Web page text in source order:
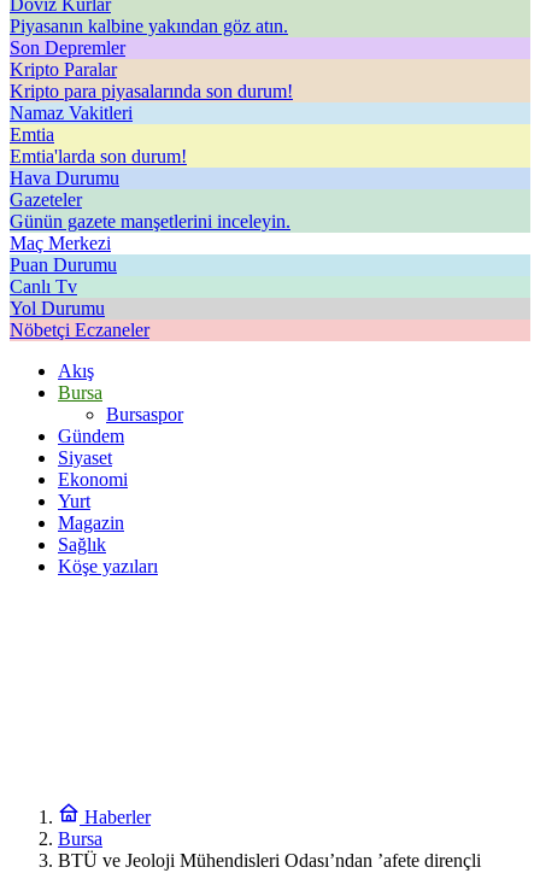
Döviz Kurlar
Piyasanın kalbine yakından göz atın.
Son Depremler
Kripto Paralar
Kripto para piyasalarında son durum!
Namaz Vakitleri
Emtia
Emtia'larda son durum!
Hava Durumu
Gazeteler
Günün gazete manşetlerini inceleyin.
Maç Merkezi
Puan Durumu
Canlı Tv
Yol Durumu
Nöbetçi Eczaneler
Akış
Bursa
Bursaspor
Gündem
Siyaset
Ekonomi
Yurt
Magazin
Sağlık
Köşe yazıları
Haberler
Bursa
BTÜ ve Jeoloji Mühendisleri Odası’ndan ’afete dirençli